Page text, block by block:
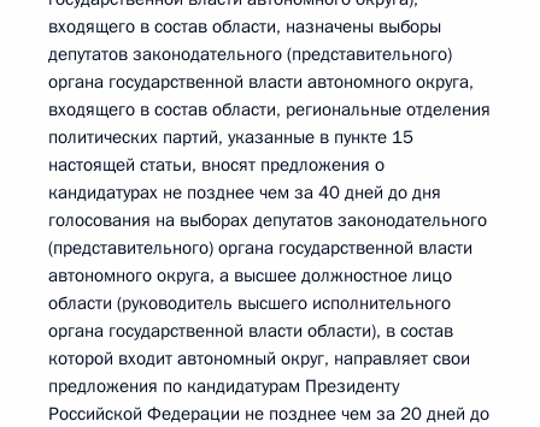
входящего в состав области, назначены выборы
депутатов законодательного (представительного)
органа государственной власти автономного округа,
входящего в состав области, региональные отделения
политических партий, указанные в пункте 15
настоящей статьи, вносят предложения о
кандидатурах не позднее чем за 40 дней до дня
голосования на выборах депутатов законодательного
(представительного) органа государственной власти
автономного округа, а высшее должностное лицо
области (руководитель высшего исполнительного
органа государственной власти области), в состав
которой входит автономный округ, направляет свои
предложения по кандидатурам Президенту
Российской Федерации не позднее чем за 20 дней до